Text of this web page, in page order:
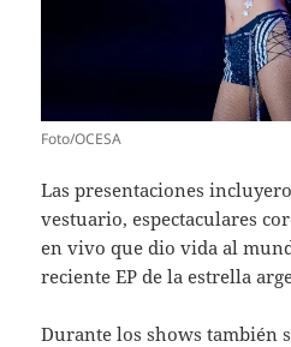
Foto/OCESA
Las presentaciones
vestuario, espectaculares
en vivo que dio vida al
reciente EP de la estrella
Durante los shows también